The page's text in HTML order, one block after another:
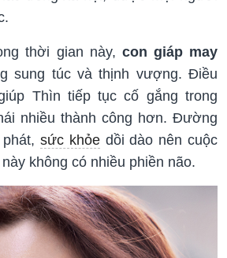
thời gian này, con giáp may
sung túc và thịnh vượng. Điều
Thìn tiếp tục cố gắng trong
nhiều thành công hơn. Đường
phát,sức khỏedồi dào nên cuộc
không có nhiều phiền não.